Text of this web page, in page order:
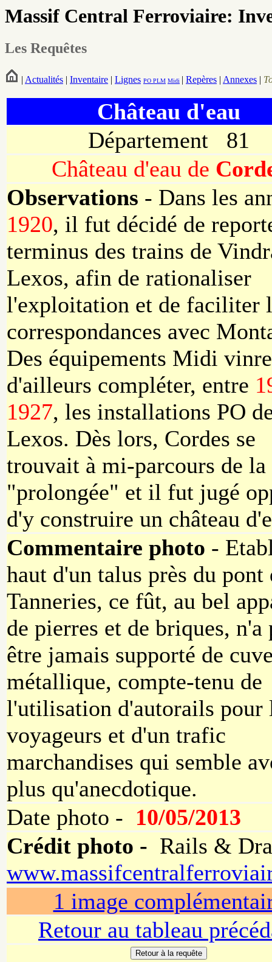
Massif Central Ferroviaire:
Les Requêtes
| Actualités | Inventaire | Lignes PO PLM Midi | Repères | Annexes |
Château d'eau
Département 81
Château d'eau de
Observations - Dans les
1920, il fut décidé de
terminus des trains de
Lexos, afin de rationaliser
l'exploitation et de faciliter
correspondances avec
Des équipements Midi
d'ailleurs compléter, entre
1927, les installations PO
Lexos. Dès lors, Cordes se
trouvait à mi-parcours de
"prolongée" et il fut jugé
d'y construire un château
Commentaire photo -
haut d'un talus près du pont
Tanneries, ce fût, au bel
de pierres et de briques, n'a
être jamais supporté de
métallique, compte-tenu de
l'utilisation d'autorails pour
voyageurs et d'un trafic
marchandises qui semble
plus qu'anecdotique.
Date photo - 10/05/2013
Crédit photo - Rails &
1 image
Retour au tableau